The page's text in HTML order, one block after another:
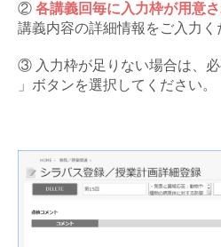
② 各講義回毎に入力枠が用意
講義内容の詳細情報をご入力く
③ 入力枠が足りない場合は、必
」ボタンを選択してください。